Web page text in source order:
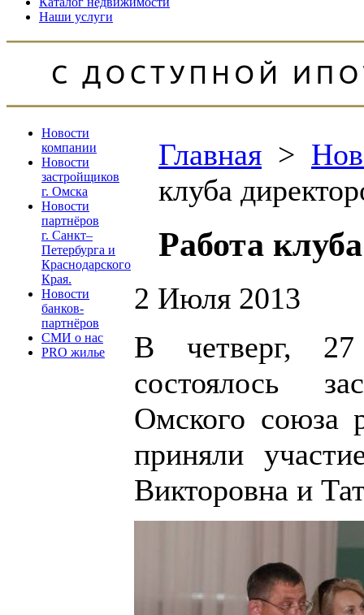
Наши услуги
Новости
компании
Новости
застройщиков
г. Омска
Новости
партнёров
г. Санкт–
Петербурга и
Краснодарского
Края.
Новости
банков-
партнёров
СМИ о нас
PRO жилье
Главная >
клуба
Работа
2 Июля 2013
В четверг,
состоялось
Омского союза
приняли
Викторовна и